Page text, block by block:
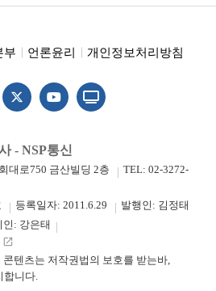
부 언론윤리 개인정보처리방침
- NSP통신
대로750 금산빌딩 2층
TEL: 02-3272-
등록일자: 2011.6.29
발행인: 김정태
인: 강은태
launch
콘텐츠는 저작권법의 보호를 받는바,
합니다.